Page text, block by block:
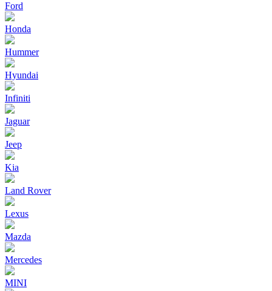
Ford
Honda
Hummer
Hyundai
Infiniti
Jaguar
Jeep
Kia
Land Rover
Lexus
Mazda
Mercedes
MINI